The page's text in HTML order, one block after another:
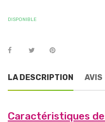
DISPONIBLE
LA DESCRIPTION AVIS
Caractéristiques